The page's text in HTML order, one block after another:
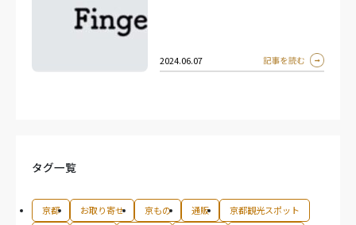
2024.06.07
タグ一覧
京都 お取り寄せ 京もの 通販
京都観光スポット